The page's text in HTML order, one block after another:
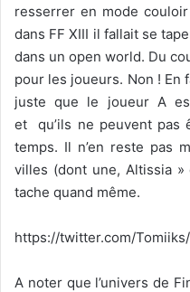
resserrer en mode
dans FF XIII il fallait se
dans un open world. Du
pour les joueurs. Non ! En
juste que le joueur A
et qu’ils ne peuvent pas
temps. Il n’en reste pas
villes (dont une, Altissia
tache quand même.
https://twitter.com/
A noter que l’univers de